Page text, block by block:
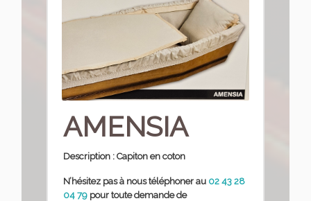
AMENSIA
Description :Capiton en coton
N’hésitez pas à nous téléphonerau 02 43 28
04 79 pour toute demande de